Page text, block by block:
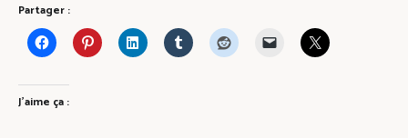
Partager :
J’aime ça :